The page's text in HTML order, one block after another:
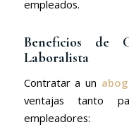
empleados.
Beneficios de
Laboralista
Contratar a un
ventajas tanto
empleadores: